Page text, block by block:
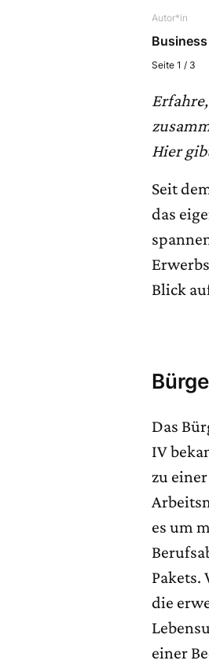
Autor*in
Seite 1 / 3
Hier
Seit
das
Blick
Das
IV
zu
es um
Pakets.
die
einer